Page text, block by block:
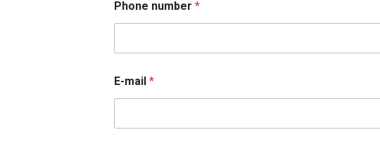
Phone number *
E-mail *